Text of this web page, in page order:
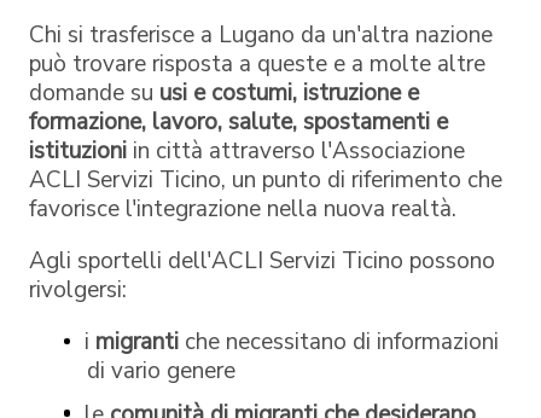
Chi si trasferisce a Lugano da un'altra nazione
può trovare risposta a queste e a molte altre
domande su usi e costumi, istruzione e
formazione, lavoro, salute, spostamenti e
istituzioni in città attraverso l'Associazione
ACLI Servizi Ticino, un punto di riferimento che
favorisce l'integrazione nella nuova realtà.
Agli sportelli dell'ACLI Servizi Ticino possono
rivolgersi:
i migranti che necessitano di informazioni
di vario genere